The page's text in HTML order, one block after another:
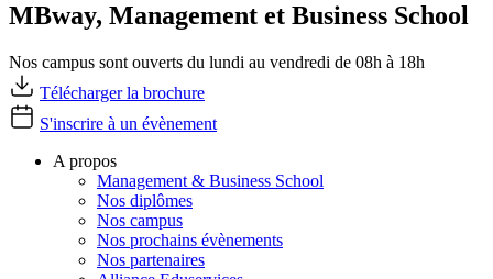
MBway, Management et Business School
Nos campus sont ouverts du lundi au vendredi de 08h à 18h
Télécharger la brochure
S'inscrire à un évènement
A propos
Management & Business School
Nos diplômes
Nos campus
Nos prochains évènements
Nos partenaires